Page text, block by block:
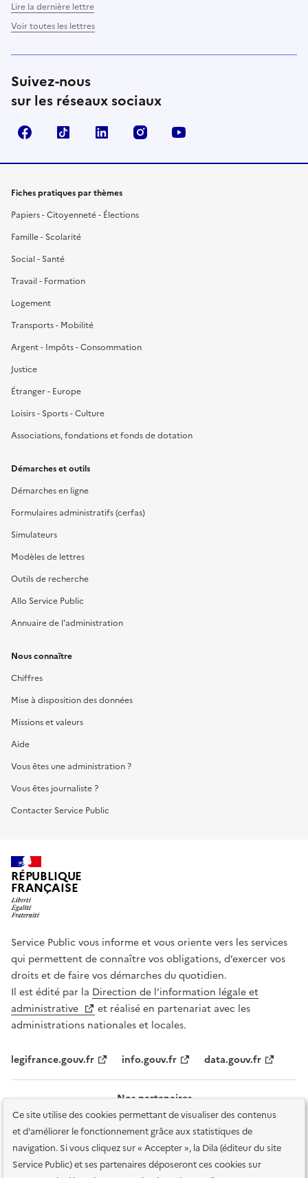
Ce site utilise des cookies permettant de visualiser des contenus
et d'améliorer le fonctionnement grâce aux statistiques de
navigation. Si vous cliquez sur « Accepter », la Dila (éditeur du site
Service Public) et ses partenaires déposeront ces cookies sur
Lire la dernière lettre
Voir toutes les lettres
Suivez-nous
sur les réseaux sociaux
FacebookTikTok LinkedIn Instagram
Fiches pratiques par thèmes
Papiers - Citoyenneté - Élections
Famille - Scolarité
Social - Santé
Travail - Formation
Logement
Transports - Mobilité
Argent - Impôts - Consommation
Justice
Étranger - Europe
Loisirs - Sports - Culture
Associations, fondations et fonds de dotation
Démarches et outils
Démarches en ligne
Formulaires administratifs (cerfas)
Simulateurs
Modèles de lettres
Outils de recherche
Allo Service Public
Annuaire de l'administration
Nous connaître
Chiffres
Mise à disposition des données
Missions et valeurs
Aide
Vous êtes une administration ?
Vous êtes journaliste ?
Contacter Service Public
RÉPUBLIQUE
FRANÇAISE
Service Public vous informe et vous oriente vers les services
qui permettent de connaître vos obligations, d’exercer vos
droits et de faire vos démarches du quotidien.
Il est édité par la Direction de l’information légale et
administrative
et réalisé en partenariat avec les
administrations nationales et locales.
legifrance.gouv.fr info.gouv.fr data.gouv.fr
Nos partenaires